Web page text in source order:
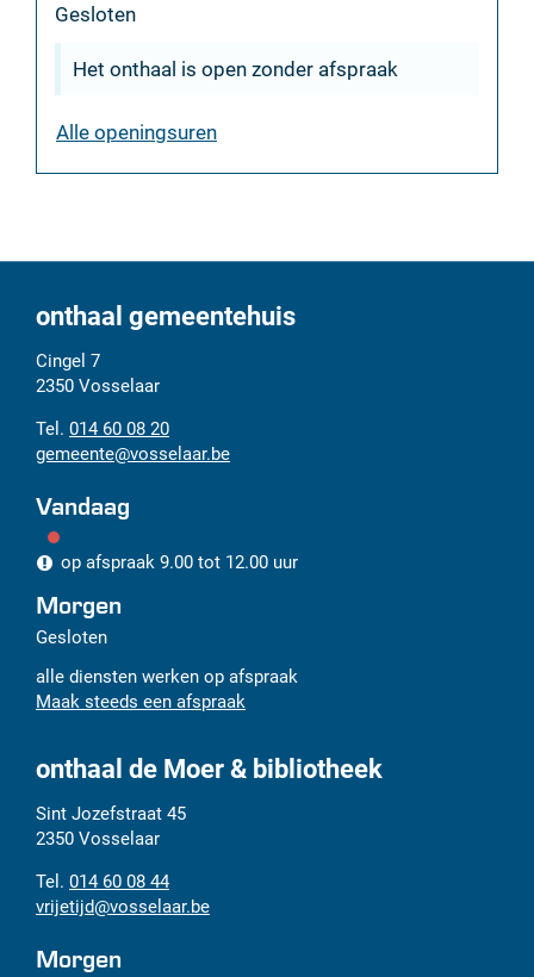
Gesloten
Het onthaal is open zonder afspraak
Alle openingsurentechnische
onthaal gemeentehuis
Adres
Cingel 7
2350 Vosselaar
Tel.
014 60 08 20
E-
mail
gemeente@vosselaar.be
Vandaag
op afspraak 9.00 tot 12.00 uur
Morgen
Gesloten
alle diensten werken op afspraak
Maak steeds een afspraak
onthaal de Moer & bibliotheek
Adres
Sint Jozefstraat 45
2350 Vosselaar
Tel.
014 60 08 44
E-
mail
vrijetijd@vosselaar.be
Morgen